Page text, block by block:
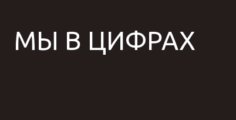
МЫ В ЦИФРАХ